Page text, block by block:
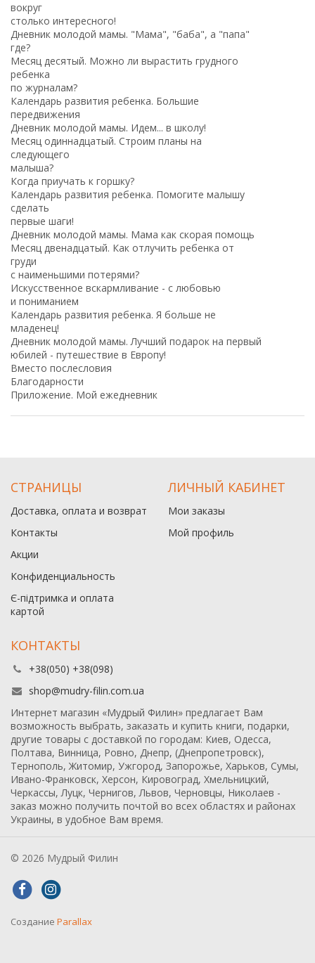
вокруг
столько интересного!
Дневник молодой мамы. "Мама", "баба", а "папа"
где?
Месяц десятый. Можно ли вырастить грудного
ребенка
по журналам?
Календарь развития ребенка. Большие
передвижения
Дневник молодой мамы. Идем... в школу!
Месяц одиннадцатый. Строим планы на
следующего
малыша?
Когда приучать к горшку?
Календарь развития ребенка. Помогите малышу
сделать
первые шаги!
Дневник молодой мамы. Мама как скорая помощь
Месяц двенадцатый. Как отлучить ребенка от
груди
с наименьшими потерями?
Искусственное вскармливание - с любовью
и пониманием
Календарь развития ребенка. Я больше не
младенец!
Дневник молодой мамы. Лучший подарок на первый
юбилей - путешествие в Европу!
Вместо послесловия
Благодарности
Приложение. Мой ежедневник
СТРАНИЦЫ
Доставка, оплата и возврат
Контакты
Акции
Конфиденциальность
Є-підтримка и оплата
картой
ЛИЧНЫЙ КАБИНЕТ
Мои заказы
Мой профиль
КОНТАКТЫ
+38(050) +38(098)
shop@mudry-filin.com.ua
Интернет магазин «Мудрый Филин» предлагает Вам
возможность выбрать, заказать и купить книги, подарки,
другие товары с доставкой по городам: Киев, Одесса,
Полтава, Винница, Ровно, Днепр, (Днепропетровск),
Тернополь, Житомир, Ужгород, Запорожье, Харьков, Сумы,
Ивано-Франковск, Херсон, Кировоград, Хмельницкий,
Черкассы, Луцк, Чернигов, Львов, Черновцы, Николаев -
заказ можно получить почтой во всех областях и районах
Украины, в удобное Вам время.
© 2026 Мудрый Филин
Создание Parallax